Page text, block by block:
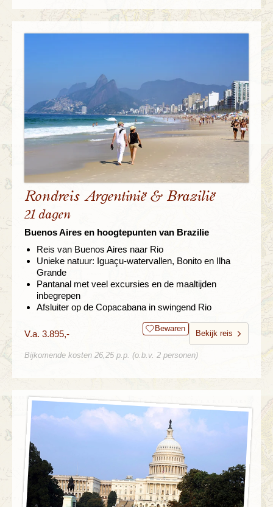
Rondreis Argentinië & Brazilië
21 dagen
Buenos Aires en hoogtepunten van Brazilie
Reis van Buenos Aires naar Rio
Unieke natuur: Iguaçu-watervallen, Bonito en Ilha
Grande
Pantanal met veel excursies en de maaltijden
inbegrepen
Afsluiter op de Copacabana in swingend Rio
V.a. 3.895,- Bewaren
Bekijk reis
Bijkomende kosten 26,25 p.p. (o.b.v. 2 personen)